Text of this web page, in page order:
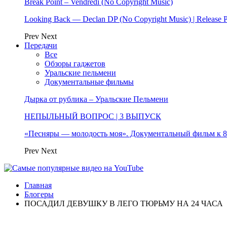
Break Point – Vendredi (No Copyright Music)
Looking Back — Declan DP (No Copyright Music) | Release
Prev Next
Передачи
Все
Обзоры гаджетов
Уральские пельмени
Документальные фильмы
Дырка от рублика – Уральские Пельмени
НЕПЫЛЬНЫЙ ВОПРОС | 3 ВЫПУСК
«Песняры — молодость моя». Документальный фильм к
Prev Next
Главная
Блогеры
ПОСАДИЛ ДЕВУШКУ В ЛЕГО ТЮРЬМУ НА 24 ЧАСА